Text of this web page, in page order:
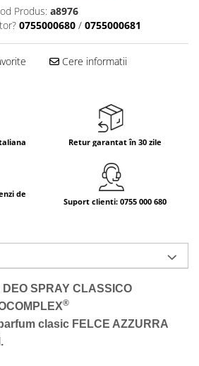
Produs: a8976
0755000680 / 0755000681
Cere informatii
Retur garantat în 30 zile
de
Suport clienti: 0755 000 680
SPRAY CLASSICO
®
clasic FELCE AZZURRA